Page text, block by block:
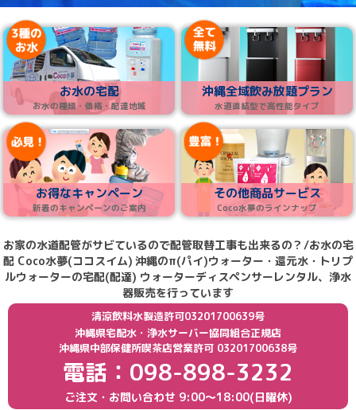
お水の宅配
お水の種類・価格・配達地域
沖縄全域飲み放題プラン
水道直結型で高性能タイプ
お得なキャンペーン
新着のキャンペーンのご案内
その他商品サービス
Coco水夢のラインナップ
お家の水道配管がサビているので配管取替工事も出来るの？/お水の宅
配 Coco水夢(ココスイム) 沖縄のπ(パイ)ウォーター・還元水・トリプ
ルウォーターの宅配(配達) ウォーターディスペンサーレンタル、浄水
器販売を行っています
清涼飲料水製造許可03201700639号
沖縄県宅配水・浄水サーバー協同組合正規店
沖縄県中部保健所喫茶店営業許可 03201700638号
電話：098-898-3232
ご注文・お問い合わせ 9:00〜18:00(日曜休)